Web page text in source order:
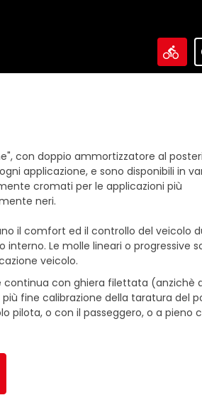
con doppio ammortizzatore al
applicazione, e sono disponibili in
cromati per le applicazioni più
neri.
il comfort ed il controllo del veicolo
interno. Le molle lineari o progressive
veicolo.
continua con ghiera filettata (anzichè
fine calibrazione della taratura del
pilota, o con il passeggero, o a pieno